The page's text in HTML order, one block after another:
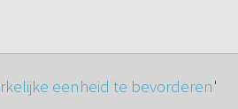
eenheid te bevorderen'